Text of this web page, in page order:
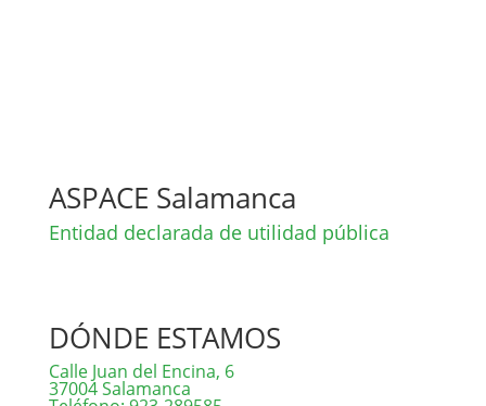
ASPACE Salamanca
Entidad declarada de utilidad pública
DÓNDE ESTAMOS
Calle Juan del Encina, 6
37004 Salamanca